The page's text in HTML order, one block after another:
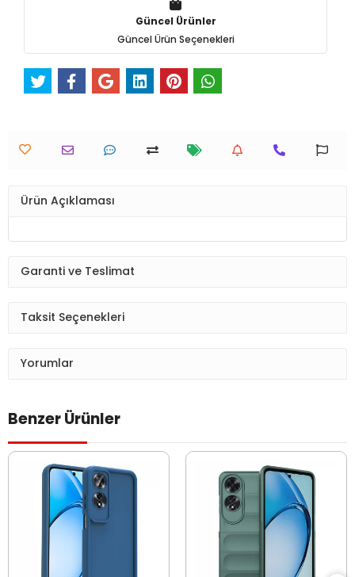
Güncel Ürünler
Güncel Ürün Seçenekleri
Ürün Açıklaması
Garanti ve Teslimat
Taksit Seçenekleri
Yorumlar
Benzer Ürünler